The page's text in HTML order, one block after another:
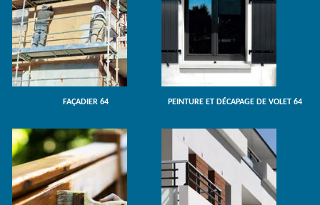
FAÇADIER 64 PEINTURE ET DÉCAPAGE DE VOLET 64